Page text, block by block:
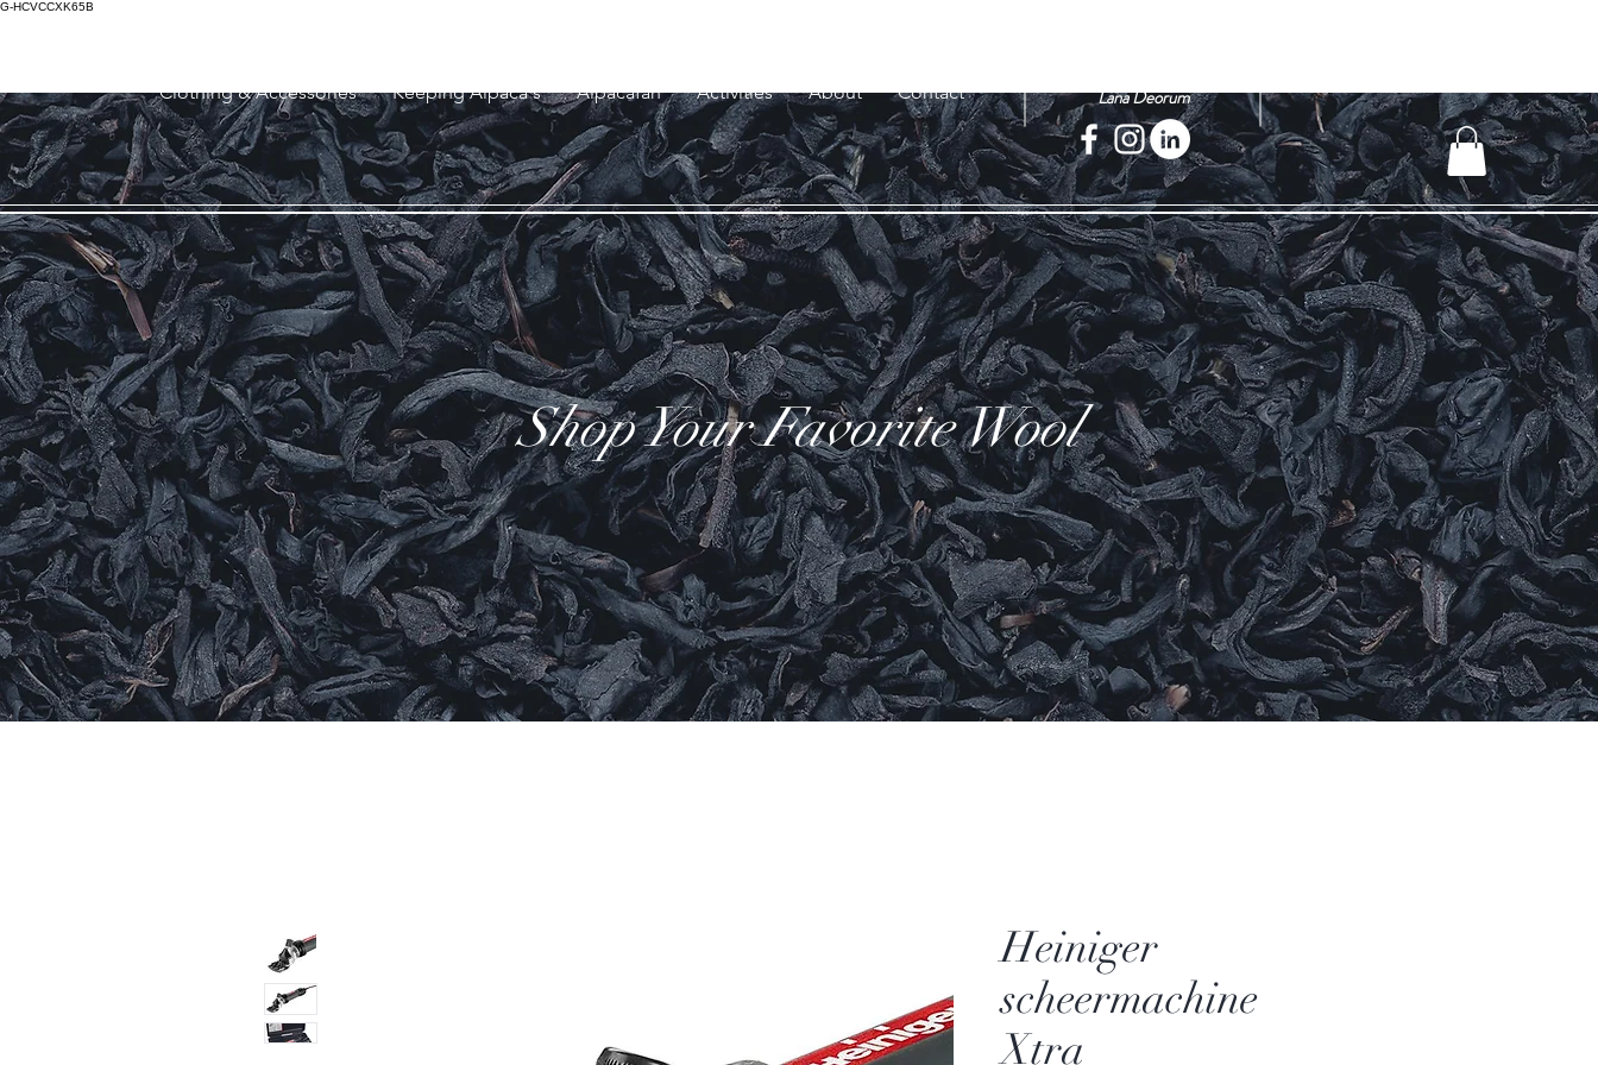
G-HCVCCXK65B
Clothing & Accessories Keeping Alpaca's Alpacafan Activities About Contact Lana Deorum
Shop Your Favorite Wool
Heiniger
scheermachine
Xtra